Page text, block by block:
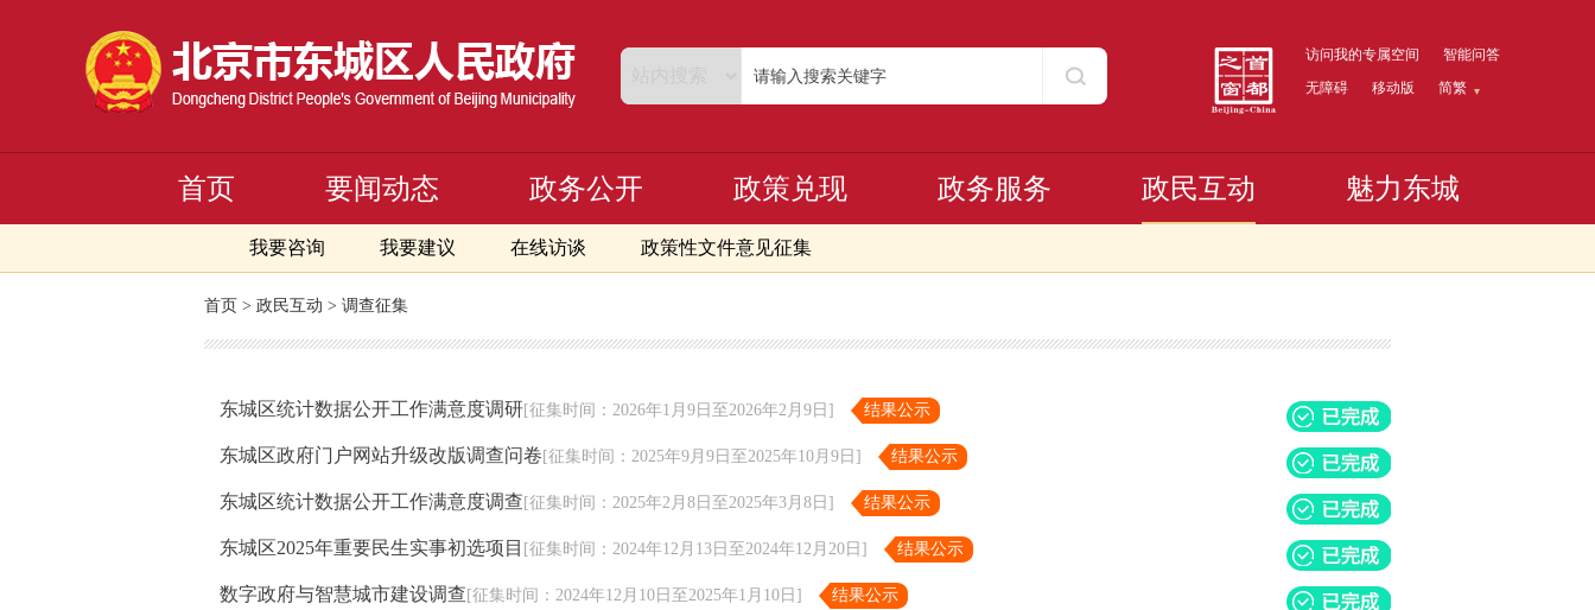
访问我的专属空间
智能问答
无障碍
移动版 简繁
首页 要闻动态 政务公开 政策兑现 政务服务 政民互动
我要咨询 我要建议 在线访谈 政策性文件意见征集
魅力东城
首页 > 政民互动 > 调查征集
东城区统计数据公开工作满意度调研[征集时间：2026年1月9日至2026年2月9日] 结果公示
东城区政府门户网站升级改版调查问卷 [征集时间：2025年9月9日至2025年10月9日] 结果公示
东城区统计数据公开工作满意度调查 [征集时间：2025年2月8日至2025年3月8日] 结果公示
东城区2025年重要民生实事初选项目 [征集时间：2024年12月13日至2024年12月20日] 结果公示
数字政府与智慧城市建设调查 [征集时间：2024年12月10日至2025年1月10日] 结果公示